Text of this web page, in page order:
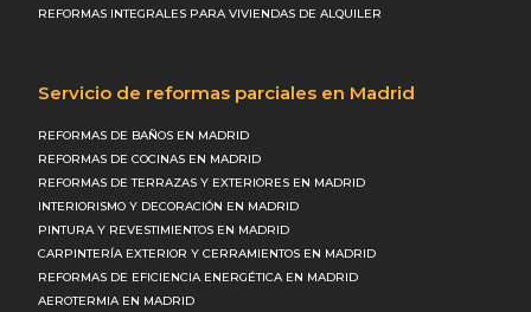
REFORMAS INTEGRALES PARA VIVIENDAS DE ALQUILER
Servicio de reformas parciales en Madrid
REFORMAS DE BAÑOS EN MADRID
REFORMAS DE COCINAS EN MADRID
REFORMAS DE TERRAZAS Y EXTERIORES EN MADRID
INTERIORISMO Y DECORACIÓN EN MADRID
PINTURA Y REVESTIMIENTOS EN MADRID
CARPINTERÍA EXTERIOR Y CERRAMIENTOS EN MADRID
REFORMAS DE EFICIENCIA ENERGÉTICA EN MADRID
AEROTERMIA EN MADRID